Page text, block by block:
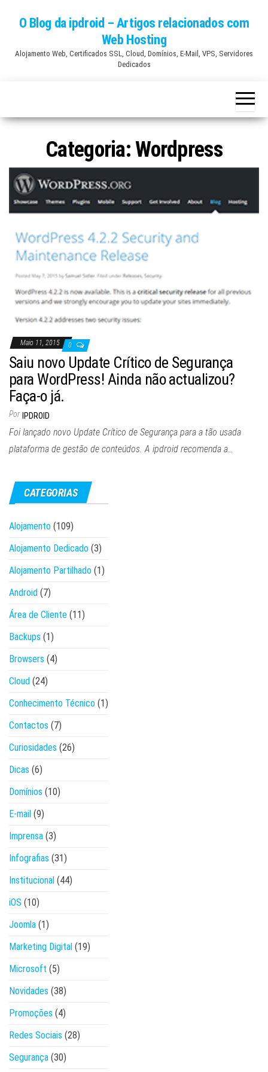
content
O Blog da ipdroid – Artigos relacionados com
Web Hosting
Alojamento Web, Certificados SSL, Cloud, Domínios, E-Mail, VPS, Servidores
Dedicados
Categoria:Wordpress
Maio 11, 2015 0
Saiu novo Update Crítico de Segurança
para WordPress! Ainda não actualizou?
Faça-o já.
Por IPDROID
Foi lançado novo Update Crítico de Segurança para a tão usada
plataforma de gestão de conteúdos. A ipdroid recomenda a…
CATEGORIAS
Alojamento (109)
Alojamento Dedicado (3)
Alojamento Partilhado (1)
Android (7)
Área de Cliente (11)
Backups (1)
Browsers (4)
Cloud (24)
Conhecimento Técnico (1)
Contactos (7)
Curiosidades (26)
Dicas (6)
Domínios (10)
E-mail (9)
Imprensa (3)
Infografias (31)
Institucional (44)
iOS (10)
Joomla (1)
Marketing Digital (19)
Microsoft (5)
Novidades (38)
Promoções (4)
Redes Sociais (28)
Segurança (30)